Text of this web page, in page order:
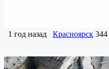
1 год назад Красноярск 344